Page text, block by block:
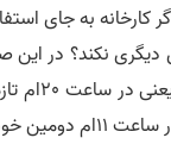
به جای
که یک خودرو ساخته شد
شد.